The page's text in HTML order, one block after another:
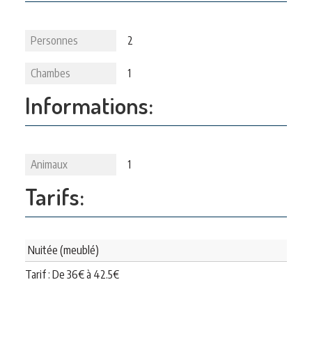
Personnes 2
Chambes 1
Informations:
Animaux 1
Tarifs:
Nuitée (meublé)
Tarif : De 36€à 42.5€